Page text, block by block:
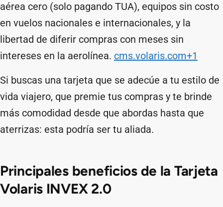
aérea cero (solo pagando TUA), equipos sin costo
en vuelos nacionales e internacionales, y la
libertad de diferir compras con meses sin
intereses en la aerolínea. cms.volaris.com+1
Si buscas una tarjeta que se adecúe a tu estilo de
vida viajero, que premie tus compras y te brinde
más comodidad desde que abordas hasta que
aterrizas: esta podría ser tu aliada.
Principales beneficios de la Tarjeta
Volaris INVEX 2.0